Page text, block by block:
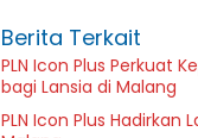
Berita Terkait
PLN Icon Plus Perkuat
bagi Lansia di Malang
PLN Icon Plus Hadirkan